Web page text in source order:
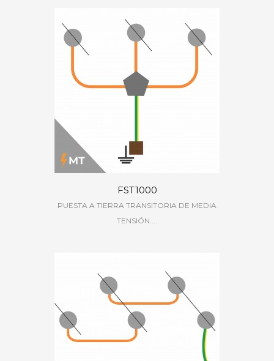
FST1000
PUESTA A TIERRA TRANSITORIA DE MEDIA
TENSIÓN....